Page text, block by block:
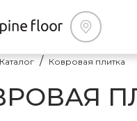
Каталог Ковровая плитка